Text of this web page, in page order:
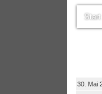
Start
30. Mai